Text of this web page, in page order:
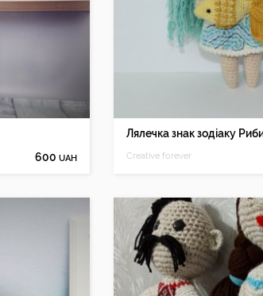
600 UAH
Лялечка знак зодіаку
Creative forever